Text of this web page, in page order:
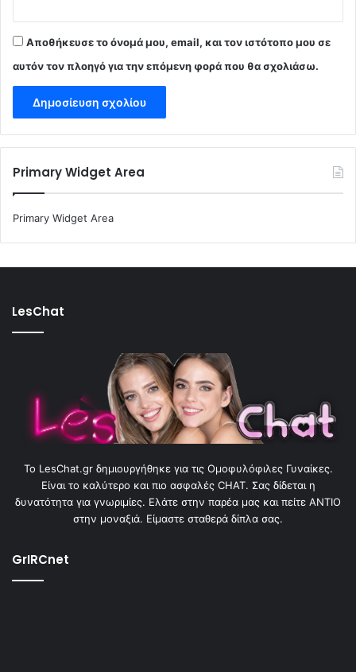
Αποθήκευσε το όνομά μου, email, και τον ιστότοπο μου σε
αυτόν τον πλοηγό για την επόμενη φορά που θα σχολιάσω.
Primary Widget Area
Primary Widget Area
LesChat
To LesChat.gr δημιουργήθηκε για τις Ομοφυλόφιλες Γυναίκες.
Είναι το καλύτερο και πιο ασφαλές CHAT. Σας δίδεται η
δυνατότητα για γνωριμίες. Ελάτε στην παρέα μας και πείτε ΑΝΤΙΟ
στην μοναξιά. Είμαστε σταθερά δίπλα σας.
GrIRCnet